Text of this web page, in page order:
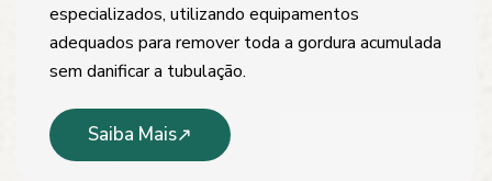
especializados, utilizando equipamentos
adequados para remover toda a gordura acumulada
sem danificar a tubulação.
Saiba Mais